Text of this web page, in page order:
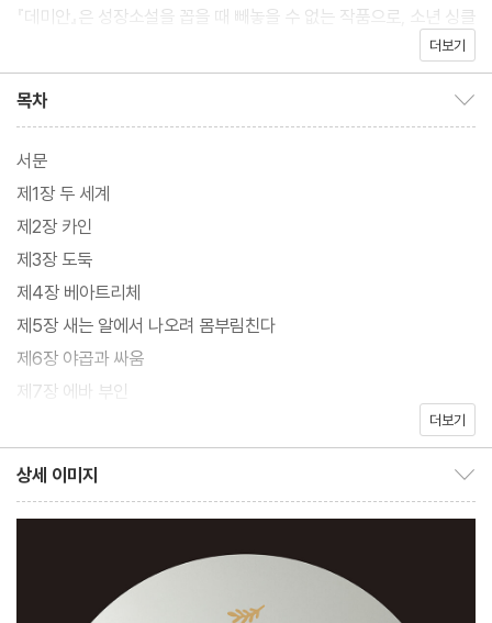
『데미안』은 성장소설을 꼽을 때 빼놓을 수 없는 작품으로, 소년 싱클
레어가 내면의 인도자인 데미안을 만나 온전한 자기 자신으로 성장
싱클레어는 불량소년 프란츠 크로머에게 거짓말을 했다가 지속해서
돈을 빼앗기고 괴롭힘을 당하며, 점차 어두운 세계에 빠져든다. 그런
싱클레어 앞에 나타난 신비로운 전학생 ‘막스 데미안’은 그를 크로머
로부터 구한다. 데미안은 선과 악, 빛과 어둠 같은 이분법적 세계관
을 흔들며 싱클레어가 스스로의 내면에 귀 기울이도록 이끈다. 이를
계기로 싱클레어는 한 인간으로 성장해가는 처절한 투쟁을 시작한
다.
헤르만 헤세가 ‘에밀 싱클레어’라는 가명으로 출간한 이 작품은 제1
차 세계대전이 끝난 직후인 1919년, 전쟁의 상흔이 채 아물지 않은
시기에 출간되었다. 구시대의 관습과 도덕이 무너지고 혼란이 가중
된 암담한 상황 속에서 인간의 존재 이유를 외부가 아닌 내면적 성장
고, 아무 의미 없이 사라질 존재가 되지 않기 위해 끊임없이 내면적
투쟁을 이어가야 한다는 메시지가 상처 입은 세대에 희망을 안겨줬
더보기
목차
서문
제1장 두 세계
제2장 카인
제3장 도둑
제4장 베아트리체
제5장 새는 알에서 나오려 몸부림친다
제6장 야곱과 싸움
제7장 에바 부인
더보기
상세 이미지